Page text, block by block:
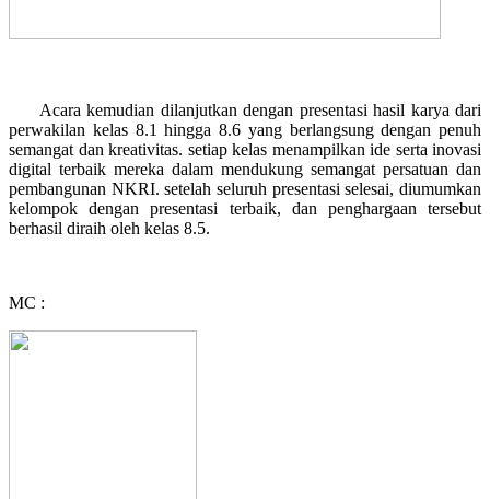
Acara kemudian dilanjutkan dengan presentasi hasil karya dari
perwakilan kelas 8.1 hingga 8.6 yang berlangsung dengan penuh
semangat dan kreativitas. setiap kelas menampilkan ide serta inovasi
digital terbaik mereka dalam mendukung semangat persatuan dan
pembangunan NKRI. setelah seluruh presentasi selesai, diumumkan
kelompok dengan presentasi terbaik, dan penghargaan tersebut
berhasil diraih oleh kelas 8.5.
MC :